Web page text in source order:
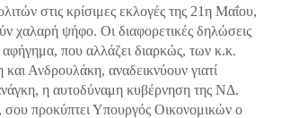
στις κρίσιμες εκλογές της 21η Μαΐου,
χαλαρή ψήφο. Οι διαφορετικές δηλώσεις
αφήγημα, που αλλάζει διαρκώς, των κ.κ.
Ανδρουλάκη, αναδεικνύουν γιατί
η αυτοδύναμη κυβέρνηση της ΝΔ.
σου προκύπτει Υπουργός Οικονομικών ο